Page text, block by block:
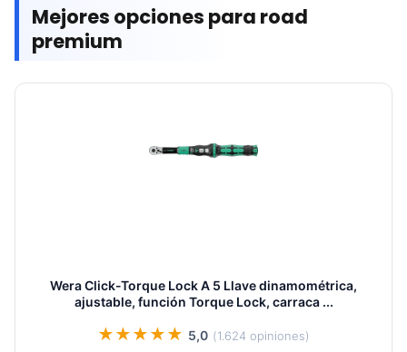
Mejores opciones para road
premium
Wera Click-Torque Lock A 5 Llave dinamométrica,
ajustable, función Torque Lock, carraca ...
★★★★★ 5,0 (1.624 opiniones)